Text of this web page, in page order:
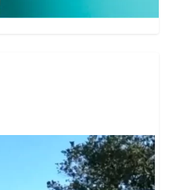
a un hombre que...